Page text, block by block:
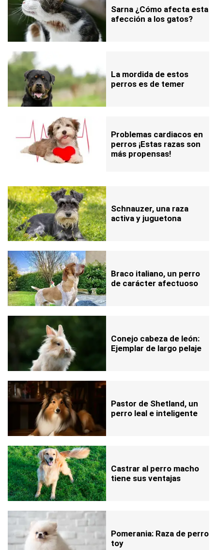
Sarna ¿Cómo afecta esta
afección a los gatos?
La mordida de estos
perros es de temer
Problemas cardiacos en
perros ¡Estas razas son
más propensas!
Schnauzer, una raza
activa y juguetona
Braco italiano, un perro
de carácter afectuoso
Conejo cabeza de león:
Ejemplar de largo pelaje
Pastor de Shetland, un
perro leal e inteligente
Castrar al perro macho
tiene sus ventajas
Pomerania: Raza de perro
toy